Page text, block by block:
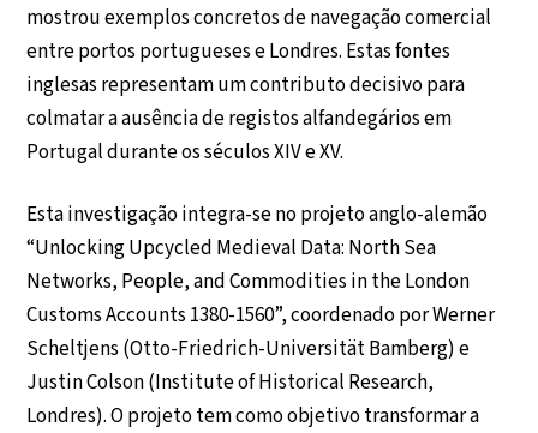
mostrou exemplos concretos de navegação comercial
entre portos portugueses e Londres. Estas fontes
inglesas representam um contributo decisivo para
colmatar a ausência de registos alfandegários em
Portugal durante os séculos XIV e XV.
Esta investigação integra-se no projeto anglo-alemão
“Unlocking Upcycled Medieval Data: North Sea
Networks, People, and Commodities in the London
Customs Accounts 1380-1560”, coordenado por Werner
Scheltjens (Otto-Friedrich-Universität Bamberg) e
Justin Colson (Institute of Historical Research,
Londres). O projeto tem como objetivo transformar a